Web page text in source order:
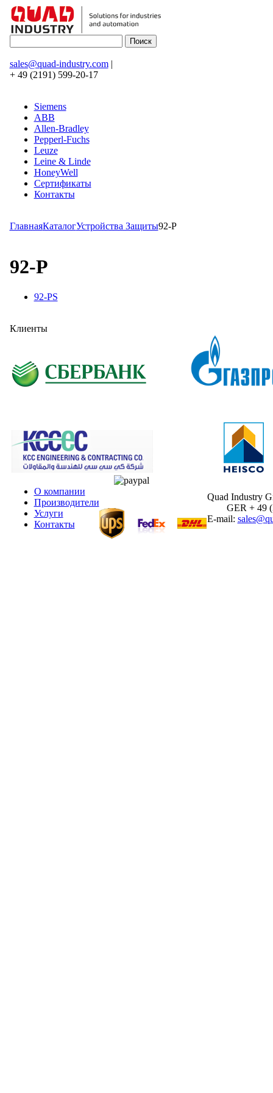
sales@quad-industry.com|
+ 49 (2191) 599-20-17
Siemens
ABB
Allen-Bradley
Pepperl-Fuchs
Leuze
Leine & Linde
HoneyWell
Сертификаты
Контакты
ГлавнаяКаталогУстройства Защиты92-P
92-P
92-PS
Клиенты
О компании
Производители
Услуги
Контакты
Quad Industry
GER + 49
E-mail: